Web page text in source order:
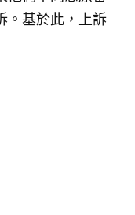
。基於此，上訴